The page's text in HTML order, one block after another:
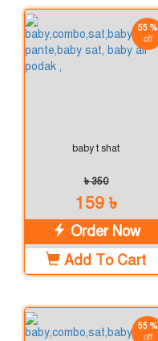
55 %
off
baby t shat
৳ 350
159 ৳
Order Now
Add To Cart
55 %
off